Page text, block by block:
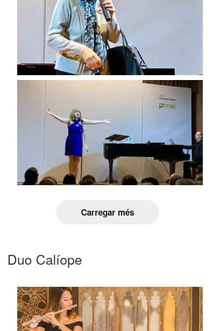
Carregar més
Duo Calíope